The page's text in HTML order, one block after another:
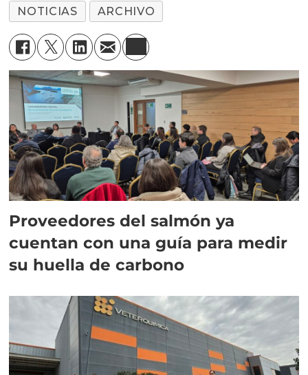
NOTICIAS ARCHIVO
Proveedores del salmón ya
cuentan con una guía para medir
su huella de carbono